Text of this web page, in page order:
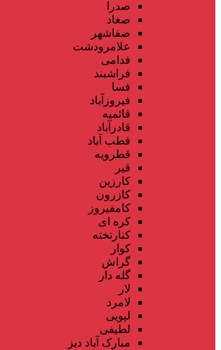
صدرا
صغاد
صفاشهر
علامرودشت
فدامی
فراشبند
فسا
فیروزآباد
قائمیه
قادرآباد
قطب آباد
قطرویه
قیر
کارزین
کازرون
کامفیروز
کره ای
کنارتخته
کوار
گراش
گله دار
لار
لامرد
لپویی
لطیفی
مبارک آباد دیز